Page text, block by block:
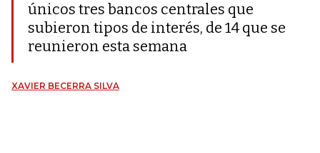
únicos tres bancos centrales que
subieron tipos de interés, de 14 que se
reunieron esta semana
XAVIER BECERRA SILVA